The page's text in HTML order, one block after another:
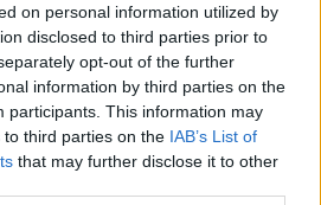
on personal information utilized by
disclosed to third parties prior to
opt-out of the further
information by third parties on the
participants. This information may
third parties on the IAB’s List of
that may further disclose it to other
57 svar
Ev_volvo142 för 23 timmar sedan
bus t1 1962 2559 svar
Dr_snuggels Igår 21:09 iProjekt
137 svar